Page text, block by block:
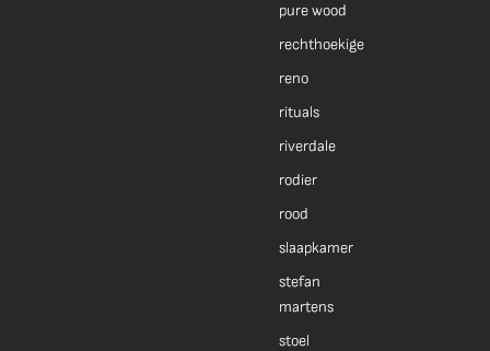
pure wood
rechthoekige
reno
rituals
riverdale
rodier
rood
slaapkamer
stefan
martens
stoel